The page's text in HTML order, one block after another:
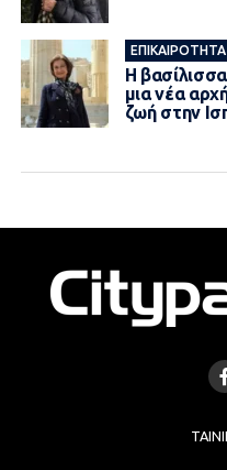
ΕΠΙΚΑΙΡΌΤΗΤΑ
Η
μια νέα
ζωή στην